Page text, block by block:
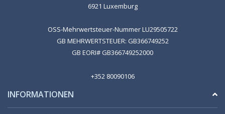
6921 Luxemburg
OSS-Mehrwertsteuer-Nummer LU29505722
GB MEHRWERTSTEUER: GB366749252
GB EORI# GB366749252000
+352 80090106
INFORMATIONEN